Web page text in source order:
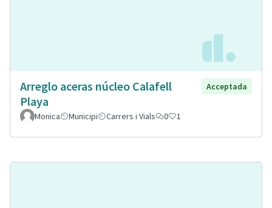
Arreglo aceras núcleo Calafell
Playa
Acceptada
Monica Municipi Carrers i Vials 0 1